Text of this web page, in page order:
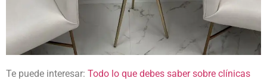
Te puede interesar: Todo lo que debes saber sobre clínicas